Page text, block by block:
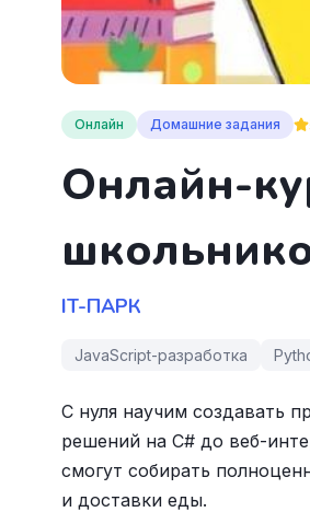
Онлайн Домашние задания
Онлайн-
IT-ПАРК
JavaScript-разработка
С нуля научим создавать
решений на C# до веб-
смогут собирать
и доставки еды.